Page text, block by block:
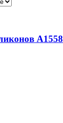
A1558